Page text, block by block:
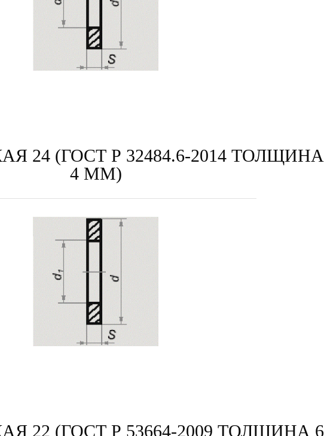
24 (ГОСТ Р 32484.6-2014 ТОЛЩИНА
4 ММ)
22 (ГОСТ Р 53664-2009 ТОЛЩИНА 6